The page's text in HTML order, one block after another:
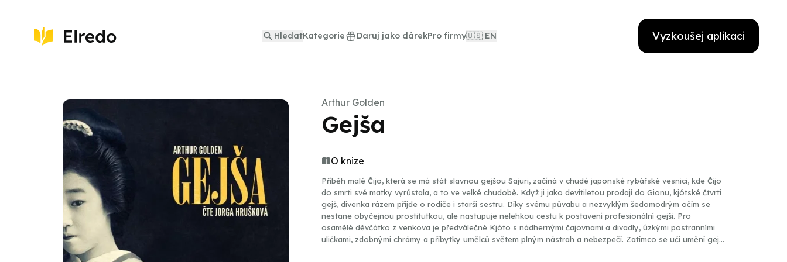
HledatKategorie Daruj jako dárekPro firmy🇺🇸 EN Vyzkoušej aplikaci
Arthur Golden
Gejša
O knize
Příběh malé Čijo, která se má stát slavnou gejšou Sajuri, začíná v chudé japonské rybářské vesnici, kde Čijo
do smrti své matky vyrůstala, a to ve velké chudobě. Když ji jako devítiletou prodají do Gionu, kjótské čtvrti
gejš, dívenka rázem přijde o rodiče i starší sestru. Díky svému půvabu a nezvyklým šedomodrým očím se
nestane obyčejnou prostitutkou, ale nastupuje nelehkou cestu k postavení profesionální gejši. Pro
osamělé děvčátko z venkova je předválečné Kjóto s nádhernými čajovnami a divadly, úzkými postranními
uličkami, zdobnými chrámy a příbytky umělců světem plným nástrah a nebezpečí. Zatímco se učí umění gejš